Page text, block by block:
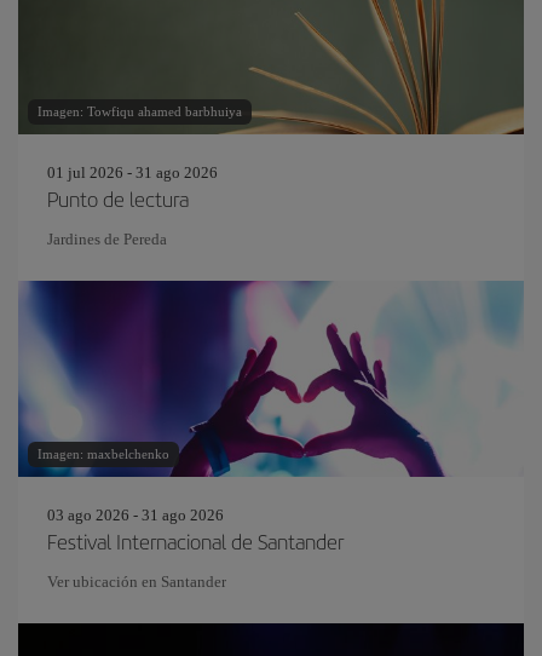
Imagen: Towfiqu ahamed barbhuiya
01 jul 2026 - 31 ago 2026
Punto de lectura
Jardines de Pereda
Imagen: maxbelchenko
03 ago 2026 - 31 ago 2026
Festival Internacional de Santander
Ver ubicación en Santander